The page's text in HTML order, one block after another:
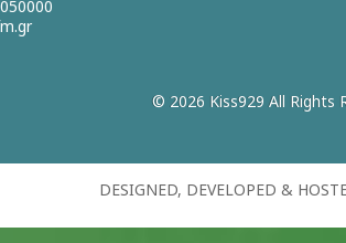
© 2026 Kiss929 All Rights
DESIGNED, DEVELOPED &